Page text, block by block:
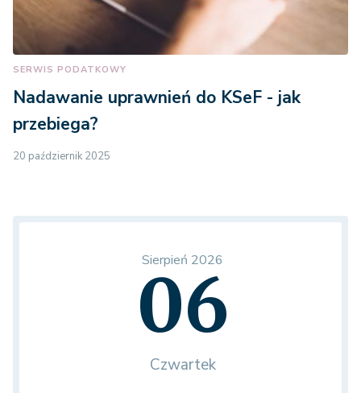
SERWIS PODATKOWY
Nadawanie uprawnień do KSeF - jak
przebiega?
20 październik 2025
Sierpień 2026
06
Czwartek